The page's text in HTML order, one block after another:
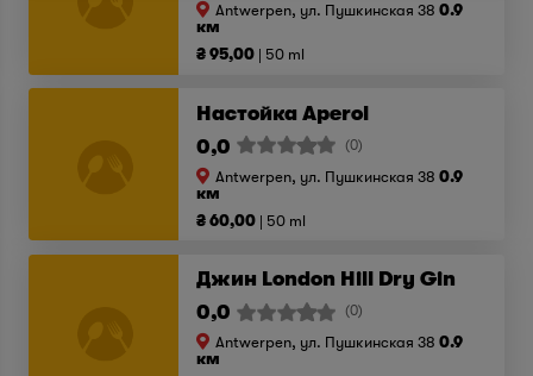
Antwerpen, ул. Пушкинская 380.9
км
₴ 95,00
50 ml
Настойка Aperol
0,0
(0)
Antwerpen, ул. Пушкинская 380.9
км
₴ 60,00
50 ml
Джин London Hill Dry Gin
0,0
(0)
Antwerpen, ул. Пушкинская 380.9
км